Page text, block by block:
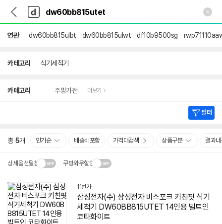
다
나
와
가
기
다
와
인
연관 dw60bb815ulbt dw60bb815ulwt df10b9500sg
카테고리 식기세척기
카테고리 주방가전 더보기
필터
총 5개 인기순 배송비포함 가격대검색 상품구분 결과
상세옵션펼침 쿠팡와우할인
설치 환경·지역에 따라
배송·설치비가 달라집니다.닫
기
11번가
삼성전자(주) 삼성전자 비스포크 키친핏 식기
세척기 DW60BB815UTET 14인용 빌트인
코타화이트